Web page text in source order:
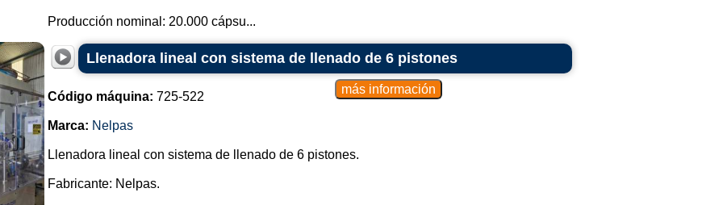
Producción nominal: 20.000 cápsu...
Llenadora lineal con sistema de llenado de 6 pistones
Código máquina: 725-522
Marca: Nelpas
Llenadora lineal con sistema de llenado de 6 pistones.
Fabricante: Nelpas.